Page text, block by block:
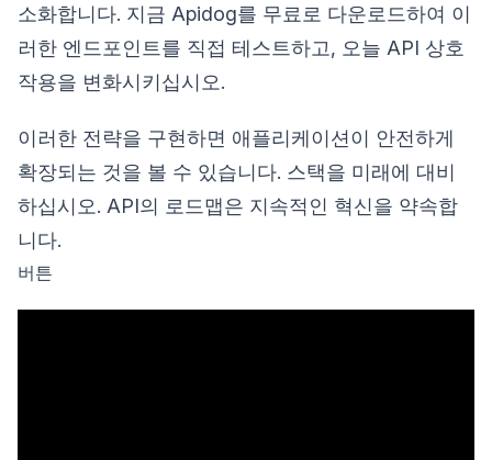
소화합니다. 지금 Apidog를 무료로 다운로드하여 이
러한 엔드포인트를 직접 테스트하고, 오늘 API 상호
작용을 변화시키십시오.
이러한 전략을 구현하면 애플리케이션이 안전하게
확장되는 것을 볼 수 있습니다. 스택을 미래에 대비
하십시오. API의 로드맵은 지속적인 혁신을 약속합
니다.
버튼